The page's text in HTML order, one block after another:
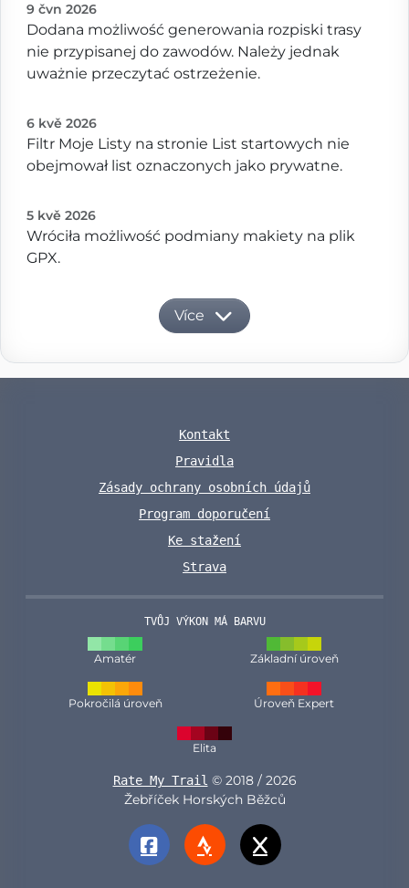
9 čvn 2026
Dodana możliwość generowania rozpiski trasy
nie przypisanej do zawodów. Należy jednak
uważnie przeczytać ostrzeżenie.
6 kvě 2026
Filtr Moje Listy na stronie List startowych nie
obejmował list oznaczonych jako prywatne.
5 kvě 2026
Wróciła możliwość podmiany makiety na plik
GPX.
Více
Kontakt
Pravidla
Zásady ochrany osobních údajů
Program doporučení
Ke stažení
Strava
TVŮJ VÝKON MÁ BARVU
Amatér Základní úroveň
Pokročilá úroveň Úroveň Expert
Elita
Rate My Trail © 2018 / 2026
Žebříček Horských Běžců